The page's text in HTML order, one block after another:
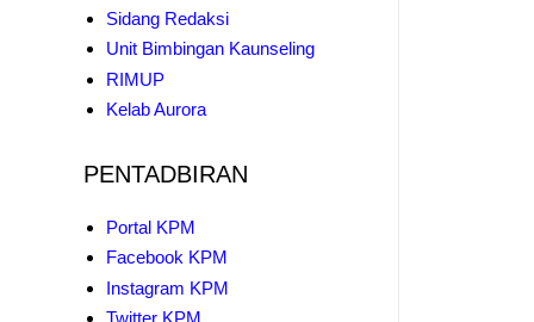
Sidang Redaksi
Unit Bimbingan Kaunseling
RIMUP
Kelab Aurora
PENTADBIRAN
Portal KPM
Facebook KPM
Instagram KPM
Twitter KPM